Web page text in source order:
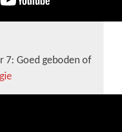
7: Goed geboden of